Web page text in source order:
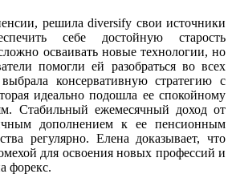
решила diversify свои источники
себе достойную старость
осваивать новые технологии, но
помогли ей разобраться во всех
консервативную стратегию с
идеально подошла ее спокойному
Стабильный ежемесячный доход от
дополнением к ее пенсионным
регулярно. Елена доказывает, что
для освоения новых профессий и
форекс.